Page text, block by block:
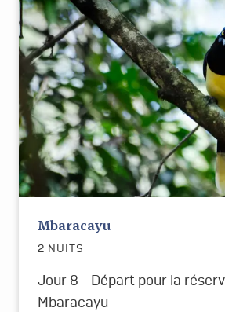
Mbaracayu
2 NUITS
Jour 8 - Départ pour la
Mbaracayu